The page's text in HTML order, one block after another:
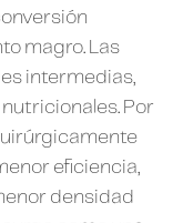
magro. Las
intermedias,
Por
eficiencia,
densidad